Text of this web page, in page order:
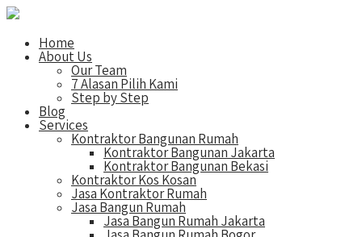
Home
About Us
Our Team
7 Alasan Pilih Kami
Step by Step
Blog
Services
Kontraktor Bangunan Rumah
Kontraktor Bangunan Jakarta
Kontraktor Bangunan Bekasi
Kontraktor Kos Kosan
Jasa Kontraktor Rumah
Jasa Bangun Rumah
Jasa Bangun Rumah Jakarta